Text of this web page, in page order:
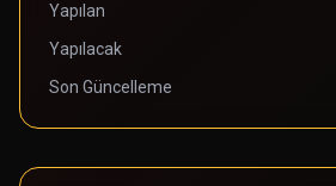
Yapılan
Yapılacak
Son Güncelleme